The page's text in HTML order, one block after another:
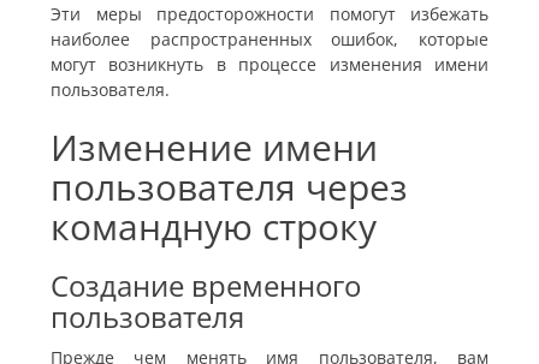
Эти меры предосторожности помогут избежать
наиболее распространенных ошибок, которые
могут возникнуть в процессе изменения имени
пользователя.
Изменение имени
пользователя через
командную строку
Создание временного
пользователя
Прежде чем менять имя пользователя, вам